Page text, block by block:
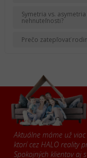
Symetria vs.
nehnuteľnosti?
Prečo zatepľovať
Aktuálne máme už
ktorí cez HALO reality
Spokojných klientov aj